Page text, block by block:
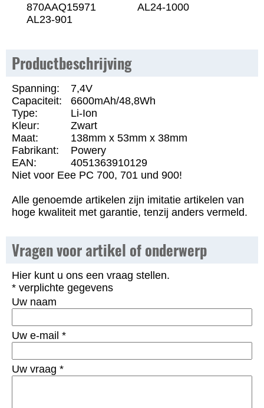
870AAQ15971
AL23-901
AL24-1000
Productbeschrijving
Spanning:
7,4V
Capaciteit:
6600mAh/48,8Wh
Type:
Li-Ion
Kleur:
Zwart
Maat:
138mm x 53mm x 38mm
Fabrikant:
Powery
EAN:
4051363910129
Niet voor Eee PC 700, 701 und 900!
Alle genoemde artikelen zijn imitatie artikelen van
hoge kwaliteit met garantie, tenzij anders vermeld.
Vragen voor artikel of onderwerp
Hier kunt u ons een vraag stellen.
* verplichte gegevens
Uw naam
Uw e-mail *
Uw vraag *